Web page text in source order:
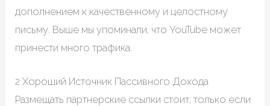
дополнением к качественному и целостному
письму. Выше мы упоминали, что YouTube может
принести много трафика.
2 Хороший Источник Пассивного Дохода
Размещать партнерские ссылки стоит, только если